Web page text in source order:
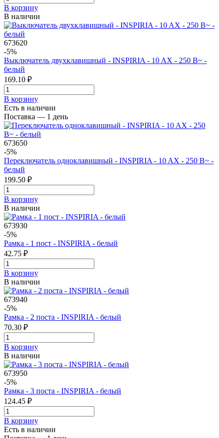
В корзинy
В наличии
673620
-5%
Выключатель двухклавишный - INSPIRIA - 10 AX - 250 В~ -
белый
169.10 ₽
В корзинy
Есть в наличии
Поставка — 1 день
673650
-5%
Переключатель одноклавишный - INSPIRIA - 10 AX - 250 В~ -
белый
199.50 ₽
В корзинy
В наличии
673930
-5%
Рамка - 1 пост - INSPIRIA - белый
42.75 ₽
В корзинy
В наличии
673940
-5%
Рамка - 2 поста - INSPIRIA - белый
70.30 ₽
В корзинy
В наличии
673950
-5%
Рамка - 3 поста - INSPIRIA - белый
124.45 ₽
В корзинy
Есть в наличии